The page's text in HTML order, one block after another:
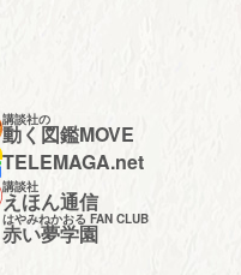
講談社の
動く図鑑MOVE
TELEMAGA.net
講談社
えほん通信
はやみねかおる FAN CLUB
赤い夢学園